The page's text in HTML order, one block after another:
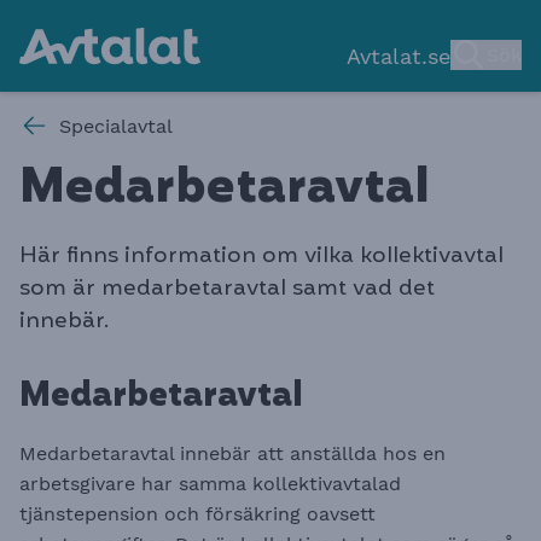
Avtalat.se
Specialavtal
Medarbetaravtal
Här finns information om vilka kollektivavtal
som är medarbetaravtal samt vad det
innebär.
Medarbetaravtal
Medarbetaravtal innebär att anställda hos en
arbetsgivare har samma kollektivavtalad
tjänstepension och försäkring oavsett